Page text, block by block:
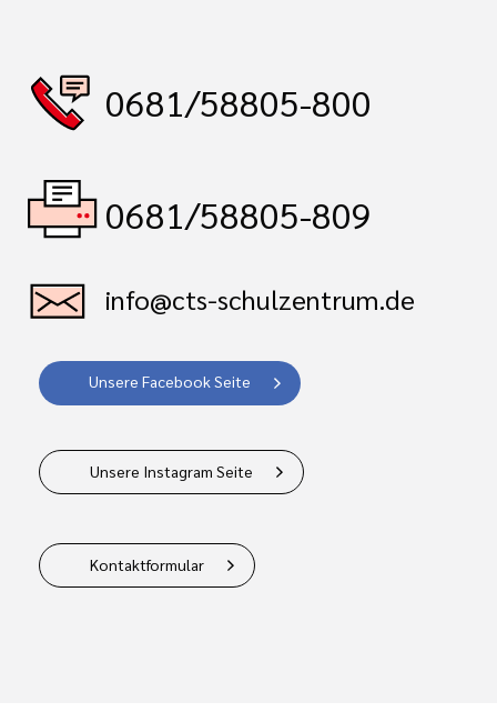
0681/58805-800
0681/58805-809
info@cts-schulzentrum.de
Unsere Facebook Seite
Unsere Instagram Seite
Kontaktformular